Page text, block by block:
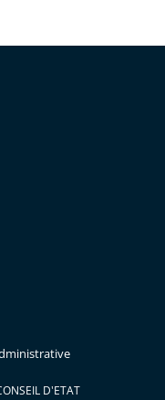
D'ETAT